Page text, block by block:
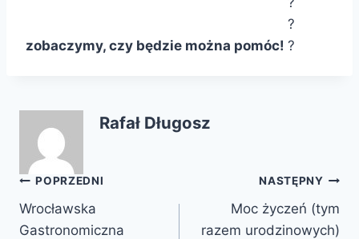
zobaczymy, czy będzie można pomóc!
Rafał Długosz
Nawigacja
wpisu
POPRZEDNI
Wrocławska
Gastronomiczna
NASTĘPNY
Moc życzeń (tym
razem urodzinowych)